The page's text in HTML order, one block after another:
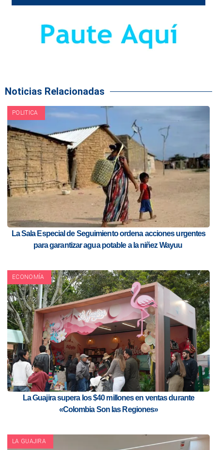
Noticias Relacionadas
POLITICA
La Sala Especial de Seguimiento ordena acciones urgentes
para garantizar agua potable a la niñez Wayuu
ECONOMÍA
La Guajira supera los $40 millones en ventas durante
«Colombia Son las Regiones»
LA GUAJIRA